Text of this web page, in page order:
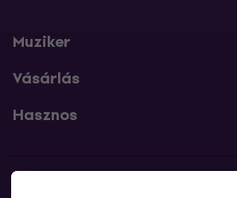
Muziker
Vásárlás
Hasznos